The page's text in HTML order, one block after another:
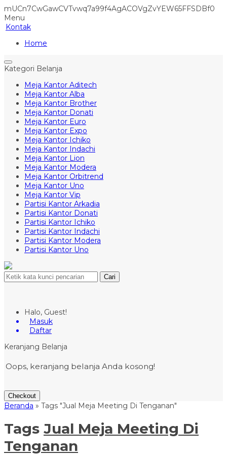
mUCn7CwGawCVTvwq7a99f4AgACOVgZvYEW65FFSDBf0
Menu
Kontak
Home
Kategori Belanja
Meja Kantor Aditech
Meja Kantor Alba
Meja Kantor Brother
Meja Kantor Donati
Meja Kantor Euro
Meja Kantor Expo
Meja Kantor Ichiko
Meja Kantor Indachi
Meja Kantor Lion
Meja Kantor Modera
Meja Kantor Orbitrend
Meja Kantor Uno
Meja Kantor Vip
Partisi Kantor Arkadia
Partisi Kantor Donati
Partisi Kantor Ichiko
Partisi Kantor Indachi
Partisi Kantor Modera
Partisi Kantor Uno
Cari
Halo, Guest!
Masuk
Daftar
Keranjang Belanja
Oops, keranjang belanja Anda kosong!
Checkout
Beranda » Tags "Jual Meja Meeting Di Tenganan"
Tags Jual Meja Meeting Di
Tenganan